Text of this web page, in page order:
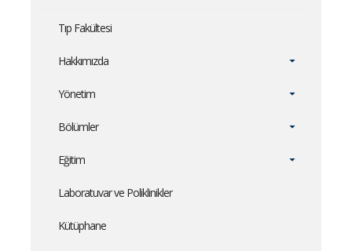
Tıp Fakültesi
Hakkımızda
Yönetim
Bölümler
Eğitim
Laboratuvar ve Poliklinikler
Kütüphane